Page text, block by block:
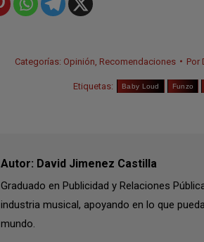
Categorías: Opinión Recomendaciones Por
Etiquetas: Baby Loud Funzo
Autor: David Jimenez Castilla
Graduado en Publicidad y Relaciones
industria musical, apoyando en lo que
mundo.